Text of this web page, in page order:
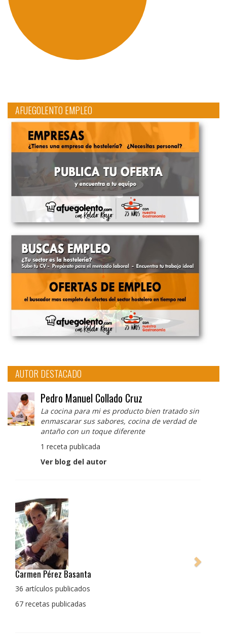
AFUEGOLENTO EMPLEO
AUTOR DESTACADO
Pedro Manuel Collado Cruz
La cocina para mi es producto bien tratado sin
enmascarar sus sabores, cocina de verdad de
antaño con un toque diferente
1 receta publicada
Ver blog del autor
Pedro Manuel Collado Cruz
La cocina para mi es producto bien tratado sin
con un toque diferente